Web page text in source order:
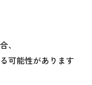
、
可能性があります